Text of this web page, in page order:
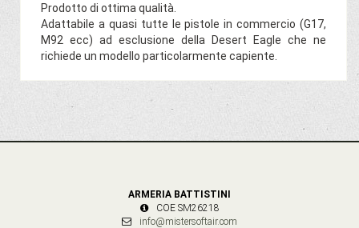
Prodotto di ottima qualità.
Adattabile a quasi tutte le pistole in commercio (G17,
M92 ecc) ad esclusione della Desert Eagle che ne
richiede un modello particolarmente capiente.
ARMERIA BATTISTINI
COE SM26218
info@mistersoftair.com